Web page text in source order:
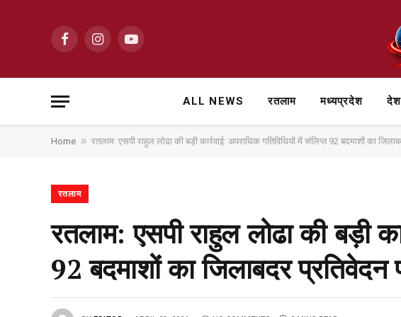
FacebookInstagramYouTube
ALL NEWS रतलाम मध्यप्रदेश देश
Home » रतलाम: एसपी राहुल लोढा की बड़ी कार्रवाई: अपराधिक गतिविधियों में संलिप्त 92 बदमाशों का
रतलाम
रतलाम: एसपी राहुल लोढा की बड़ी
92 बदमाशों का जिलाबदर प्रतिवेदन